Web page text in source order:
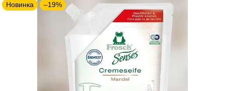
Новинка –19%